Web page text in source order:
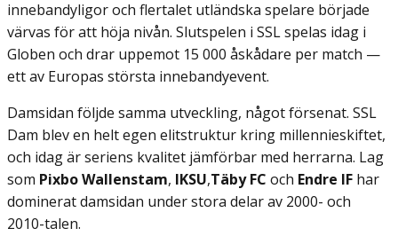
innebandyligor och flertalet utländska spelare började
värvas för att höja nivån. Slutspelen i SSL spelas idag i
Globen och drar uppemot 15 000 åskådare per match —
ett av Europas största innebandyevent.
Damsidan följde samma utveckling, något försenat. SSL
Dam blev en helt egen elitstruktur kring millennieskiftet,
och idag är seriens kvalitet jämförbar med herrarna. Lag
som Pixbo Wallenstam, IKSU,Täby FC och Endre IF har
dominerat damsidan under stora delar av 2000- och
2010-talen.